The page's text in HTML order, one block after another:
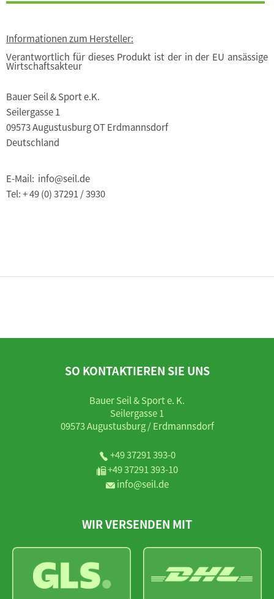
Informationen zum Hersteller:
Verantwortlich für dieses Produkt ist der in der EU ansässige
Wirtschaftsakteur
Bauer Seil & Sport e.K.
Seilergasse 1
09573 Augustusburg OT Erdmannsdorf
Deutschland
E-Mail: info@seil.de
Tel: + 49 (0) 37291 / 3930
SO KONTAKTIEREN SIE UNS
Bauer Seil & Sport e. K.
Seilergasse 1
09573 Augustusburg / Erdmannsdorf
+49 37291 393-0
+49 37291 393-10
info@seil.de
WIR VERSENDEN MIT